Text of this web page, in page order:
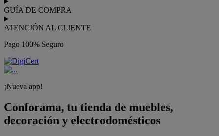
GUÍA DE COMPRA
ATENCIÓN AL CLIENTE
Pago 100% Seguro
¡Nueva app!
Conforama, tu tienda de muebles,
decoración y electrodomésticos